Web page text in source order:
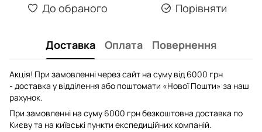
До обраного Порівняти
Доставка Оплата Повернення
Акція! При замовленні через сайт на суму від 6000 грн
- доставка у відділення або поштомати «Нової Пошти» за наш
рахунок.
При замовленні на суму 6000 грн безкоштовна доставка по
Києву та на київські пункти експедиційних компаній.